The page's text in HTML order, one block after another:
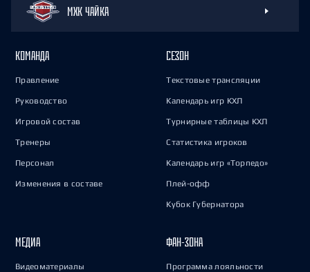
МХК ЧАЙКА
КОМАНДА
Правление
Руководство
Игровой состав
Тренеры
Персонал
Изменения в составе
СЕЗОН
Текстовые трансляции
Календарь игр КХЛ
Турнирные таблицы КХЛ
Статистика игроков
Календарь игр «Торпедо»
Плей-офф
Кубок Губернатора
МЕДИА
Видеоматериалы
ФАН-ЗОНА
Программа лояльности